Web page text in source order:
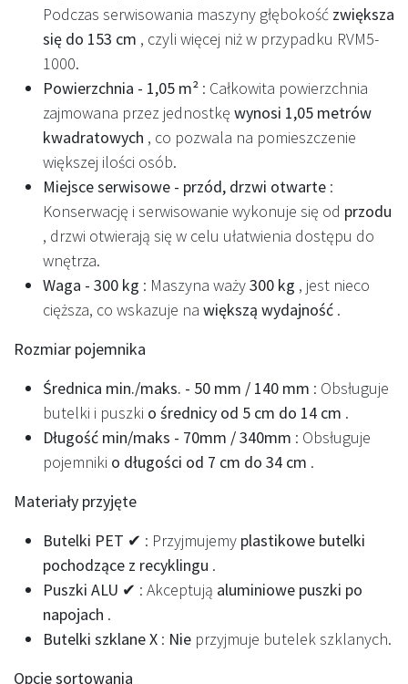
Podczas serwisowania maszyny głębokość zwiększa
się do 153 cm , czyli więcej niż w przypadku RVM5-
1000.
Powierzchnia - 1,05 m² : Całkowita powierzchnia
zajmowana przez jednostkę wynosi 1,05 metrów
kwadratowych , co pozwala na pomieszczenie
większej ilości osób.
Miejsce serwisowe - przód, drzwi otwarte :
Konserwację i serwisowanie wykonuje się od przodu
, drzwi otwierają się w celu ułatwienia dostępu do
wnętrza.
Waga - 300 kg : Maszyna waży300 kg , jest nieco
cięższa, co wskazuje na większą wydajność .
Rozmiar pojemnika
Średnica min./maks. - 50 mm / 140 mm : Obsługuje
butelki i puszki o średnicy od 5 cm do 14 cm .
Długość min/maks - 70mm / 340mm : Obsługuje
pojemniki o długości od 7 cm do 34 cm .
Materiały przyjęte
Butelki PET ✔ : Przyjmujemy plastikowe butelki
pochodzące z recyklingu .
Puszki ALU ✔ : Akceptują aluminiowe puszki po
napojach .
Butelki szklane X : Nie przyjmuje butelek szklanych.
Opcje sortowania